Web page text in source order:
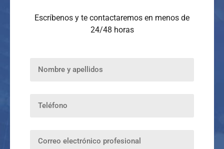
Escríbenos y te contactaremos en menos de
24/48 horas